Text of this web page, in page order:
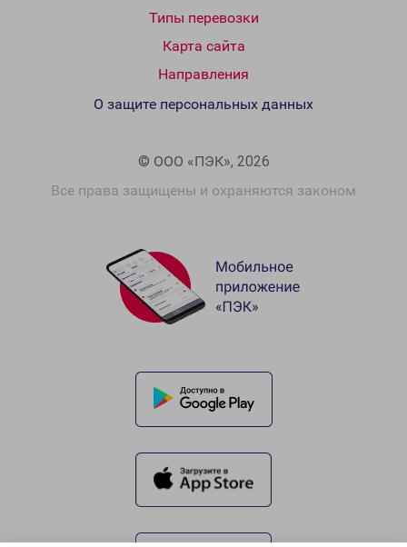
Типы перевозки
Карта сайта
Направления
© ООО «ПЭК», 2026
Все права защищены и охраняются законом
О защите персональных данных